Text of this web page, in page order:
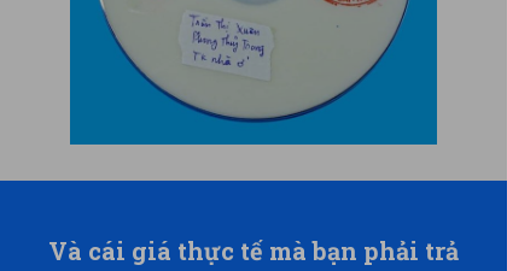
Và cái giá thực tế mà bạn phải trả